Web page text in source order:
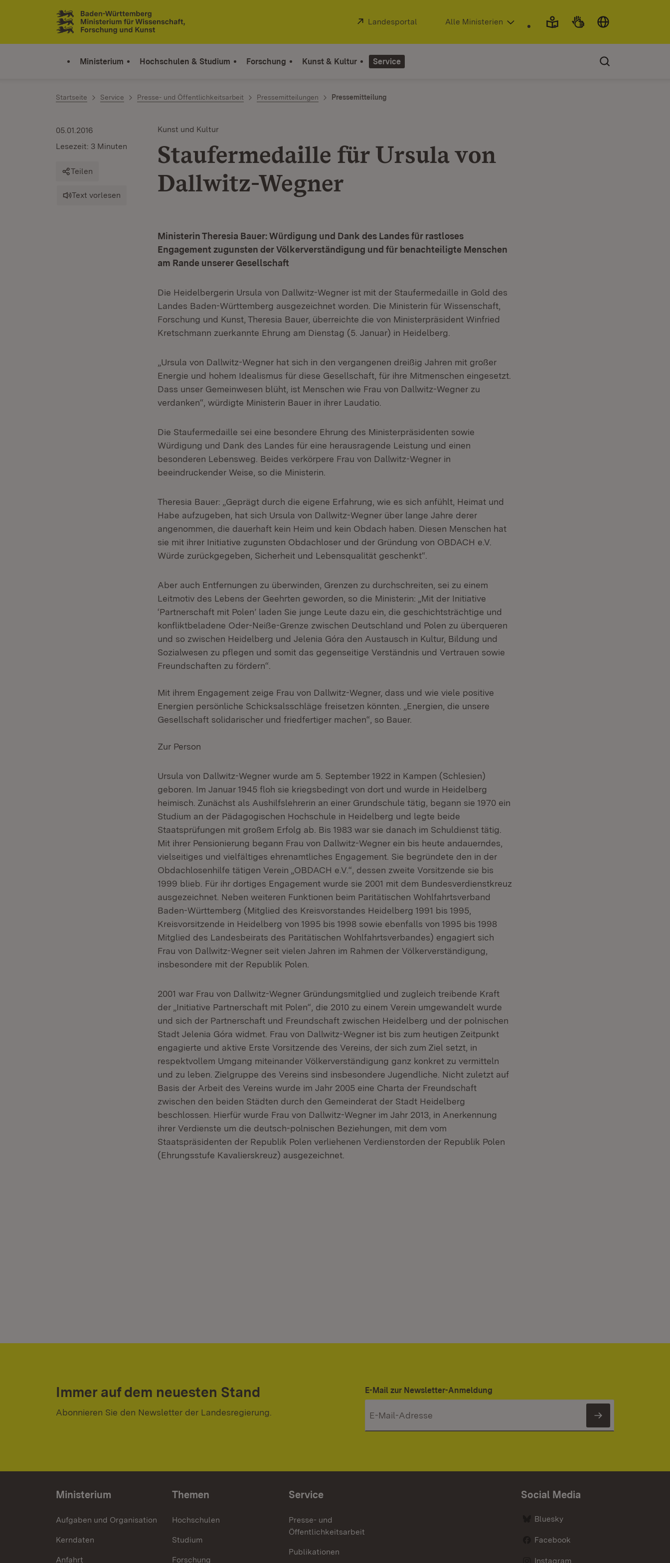
Zum Inhalt springen
Link zur Startseite
Extern:
Landesportal (Öffnet in neuem Fenster)
Alle Ministerien
Ministerium Hochschulen & Studium Forschung Kunst & Kultur Service
Startseite Service Presse- und Öffentlichkeitsarbeit Pressemitteilungen Pressemitteilung
Kunst und Kultur
Staufermedaille für Ursula von
Dallwitz-Wegner
05.01.2016
Lesezeit: 3 Minuten
Teilen
Text vorlesen
Ministerin Theresia Bauer: Würdigung und Dank des Landes für rastloses
Engagement zugunsten der Völkerverständigung und für benachteiligte Menschen
am Rande unserer Gesellschaft
Die Heidelbergerin Ursula von Dallwitz-Wegner ist mit der Staufermedaille in Gold des
Landes Baden-Württemberg ausgezeichnet worden. Die Ministerin für Wissenschaft,
Forschung und Kunst, Theresia Bauer, überreichte die von Ministerpräsident Winfried
Kretschmann zuerkannte Ehrung am Dienstag (5. Januar) in Heidelberg.
„Ursula von Dallwitz-Wegner hat sich in den vergangenen dreißig Jahren mit großer
Energie und hohem Idealismus für diese Gesellschaft, für ihre Mitmenschen eingesetzt.
Dass unser Gemeinwesen blüht, ist Menschen wie Frau von Dallwitz-Wegner zu
verdanken“, würdigte Ministerin Bauer in ihrer Laudatio.
Die Staufermedaille sei eine besondere Ehrung des Ministerpräsidenten sowie
Würdigung und Dank des Landes für eine herausragende Leistung und einen
besonderen Lebensweg. Beides verkörpere Frau von Dallwitz-Wegner in
beeindruckender Weise, so die Ministerin.
Theresia Bauer: „Geprägt durch die eigene Erfahrung, wie es sich anfühlt, Heimat und
Habe aufzugeben, hat sich Ursula von Dallwitz-Wegner über lange Jahre derer
angenommen, die dauerhaft kein Heim und kein Obdach haben. Diesen Menschen hat
sie mit ihrer Initiative zugunsten Obdachloser und der Gründung von OBDACH e.V.
Würde zurückgegeben, Sicherheit und Lebensqualität geschenkt“.
Aber auch Entfernungen zu überwinden, Grenzen zu durchschreiten, sei zu einem
Leitmotiv des Lebens der Geehrten geworden, so die Ministerin: „Mit der Initiative
‘Partnerschaft mit Polen’ laden Sie junge Leute dazu ein, die geschichtsträchtige und
konfliktbeladene Oder-Neiße-Grenze zwischen Deutschland und Polen zu überqueren
und so zwischen Heidelberg und Jelenia Góra den Austausch in Kultur, Bildung und
Sozialwesen zu pflegen und somit das gegenseitige Verständnis und Vertrauen sowie
Freundschaften zu fördern“.
Mit ihrem Engagement zeige Frau von Dallwitz-Wegner, dass und wie viele positive
Energien persönliche Schicksalsschläge freisetzen könnten. „Energien, die unsere
Gesellschaft solidarischer und friedfertiger machen“, so Bauer.
Zur Person
Ursula von Dallwitz-Wegner wurde am 5. September 1922 in Kampen (Schlesien)
geboren. Im Januar 1945 floh sie kriegsbedingt von dort und wurde in Heidelberg
heimisch. Zunächst als Aushilfslehrerin an einer Grundschule tätig, begann sie 1970 ein
Studium an der Pädagogischen Hochschule in Heidelberg und legte beide
Staatsprüfungen mit großem Erfolg ab. Bis 1983 war sie danach im Schuldienst tätig.
Mit ihrer Pensionierung begann Frau von Dallwitz-Wegner ein bis heute andauerndes,
vielseitiges und vielfältiges ehrenamtliches Engagement. Sie begründete den in der
Obdachlosenhilfe tätigen Verein „OBDACH e.V.“, dessen zweite Vorsitzende sie bis
1999 blieb. Für ihr dortiges Engagement wurde sie 2001 mit dem Bundesverdienstkreuz
ausgezeichnet. Neben weiteren Funktionen beim Paritätischen Wohlfahrtsverband
Baden-Württemberg (Mitglied des Kreisvorstandes Heidelberg 1991 bis 1995,
Kreisvorsitzende in Heidelberg von 1995 bis 1998 sowie ebenfalls von 1995 bis 1998
Mitglied des Landesbeirats des Paritätischen Wohlfahrtsverbandes) engagiert sich
Frau von Dallwitz-Wegner seit vielen Jahren im Rahmen der Völkerverständigung,
insbesondere mit der Republik Polen.
2001 war Frau von Dallwitz-Wegner Gründungsmitglied und zugleich treibende Kraft
der „Initiative Partnerschaft mit Polen“, die 2010 zu einem Verein umgewandelt wurde
und sich der Partnerschaft und Freundschaft zwischen Heidelberg und der polnischen
Stadt Jelenia Góra widmet. Frau von Dallwitz-Wegner ist bis zum heutigen Zeitpunkt
engagierte und aktive Erste Vorsitzende des Vereins, der sich zum Ziel setzt, in
respektvollem Umgang miteinander Völkerverständigung ganz konkret zu vermitteln
und zu leben. Zielgruppe des Vereins sind insbesondere Jugendliche. Nicht zuletzt auf
Basis der Arbeit des Vereins wurde im Jahr 2005 eine Charta der Freundschaft
zwischen den beiden Städten durch den Gemeinderat der Stadt Heidelberg
beschlossen. Hierfür wurde Frau von Dallwitz-Wegner im Jahr 2013, in Anerkennung
ihrer Verdienste um die deutsch-polnischen Beziehungen, mit dem vom
Staatspräsidenten der Republik Polen verliehenen Verdienstorden der Republik Polen
(Ehrungsstufe Kavalierskreuz) ausgezeichnet.
Immer auf dem neuesten Stand
Abonnieren Sie den Newsletter der Landesregierung.
E-Mail zur Newsletter-Anmeldung
Newsletter
Ministerium
Aufgaben und Organisation
Kerndaten
Anfahrt
Themen
Hochschulen
Studium
Forschung
Service
Presse- und
Öffentlichkeitsarbeit
Publikationen
Social Media
Bluesky
Facebook
Instagram